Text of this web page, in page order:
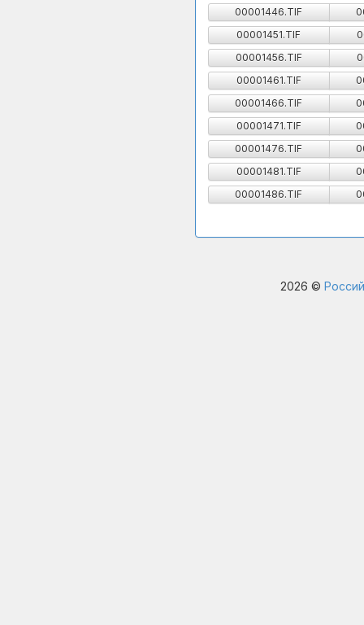
00001446.TIF
00001451.TIF
00001456.TIF
00001461.TIF
00001466.TIF
00001471.TIF
00001476.TIF
00001481.TIF
00001486.TIF
2026 ©